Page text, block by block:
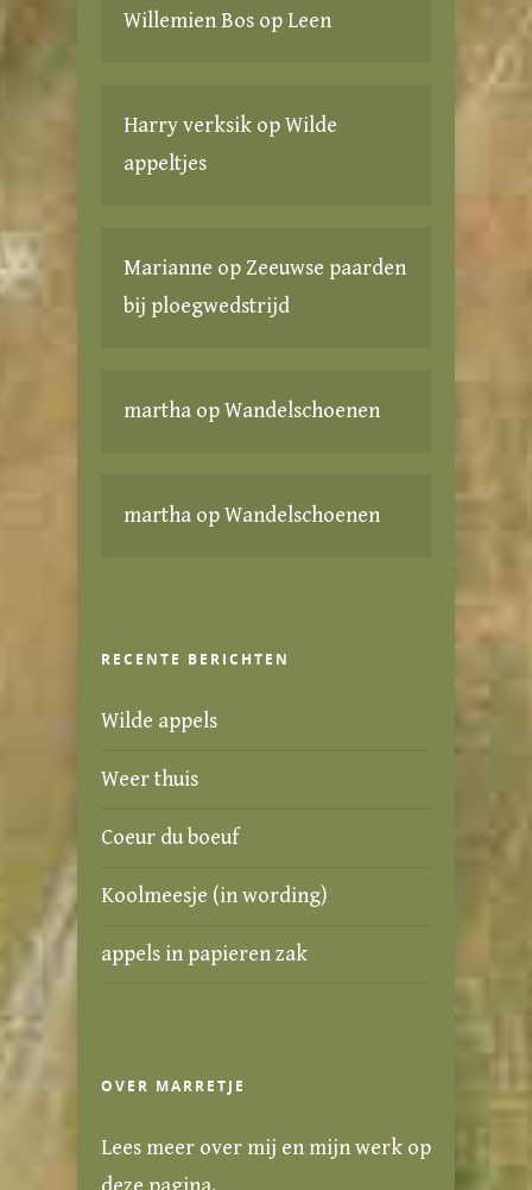
Willemien Bos opLeen
Harry verksik opWilde
appeltjes
Marianne opZeeuwse paarden
bij ploegwedstrijd
martha opWandelschoenen
martha opWandelschoenen
RECENTE BERICHTEN
Wilde appels
Weer thuis
Coeur du boeuf
Koolmeesje (in wording)
appels in papieren zak
OVER MARRETJE
Lees meer over mij en mijn werk op